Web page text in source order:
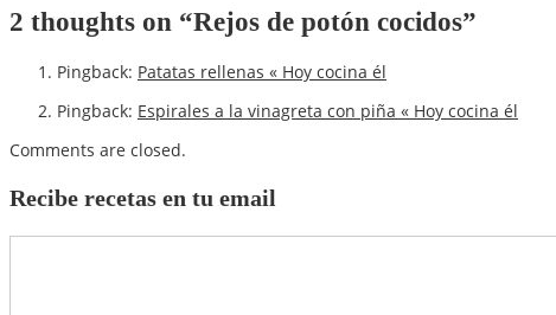
2 thoughts on “Rejos de potón cocidos”
Pingback: Patatas rellenas « Hoy cocina él
Pingback: Espirales a la vinagreta con piña « Hoy cocina él
Comments are closed.
Recibe recetas en tu email